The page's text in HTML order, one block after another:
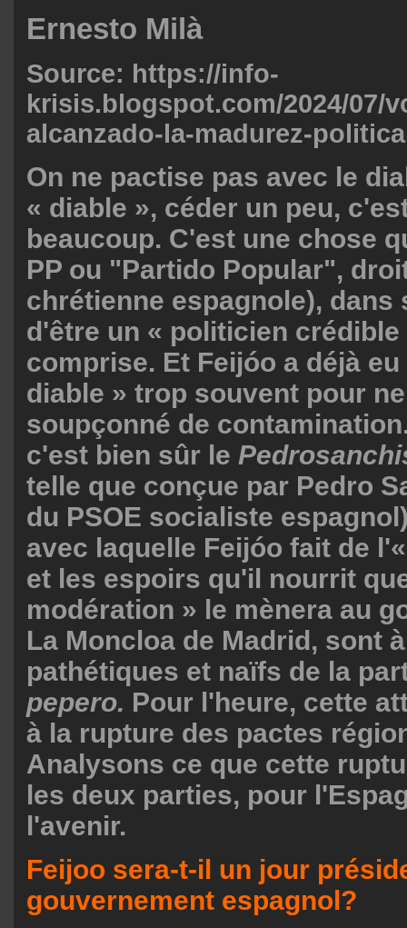
Ernesto Milà
Source: https://info-
krisis.blogspot.com/2024/07/
alcanzado-la-madurez-
On ne pactise pas avec le
« diable », céder un peu,
beaucoup. C'est une chose
PP ou "Partido Popular",
chrétienne espagnole), dans
d'être un « politicien crédible
comprise. Et Feijóo a déjà
diable » trop souvent pour
soupçonné de
c'est bien sûr le
telle que conçue par Pedro
du PSOE socialiste
avec laquelle Feijóo fait de
et les espoirs qu'il nourrit
modération » le mènera au
La Moncloa de Madrid, sont
pathétiques et naïfs de la
pepero. Pour l'heure, cette
à la rupture des pactes
Analysons ce que cette
les deux parties, pour
l'avenir.
Feijoo sera-t-il un jour
gouvernement espagnol?